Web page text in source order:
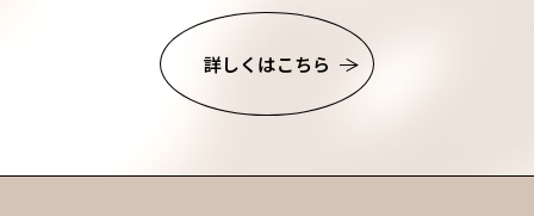
詳しくはこちら